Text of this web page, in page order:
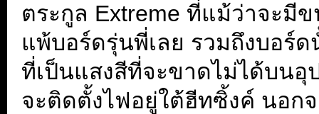
ตระกูล Extreme ที่แม้ว่าจะ
แพ้บอร์ดรุ่นพี่เลย รวมถึงบอร์
ที่เป็นแสงสีที่จะขาดไม่ได้บน
จะติดตั้งไฟอยู่ใต้ฮีทซิ้งค์ นอก